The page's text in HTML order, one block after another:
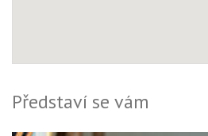
Představí se vám